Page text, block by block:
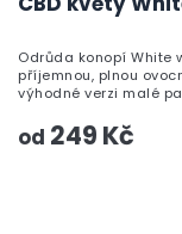
od 249 Kč
Odrůda konopí White
příjemnou, plnou
výhodné verzi malé